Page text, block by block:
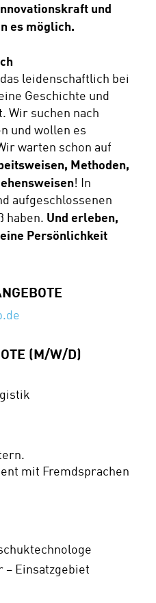
und
es möglich.
leidenschaftlich bei
Geschichte und
Wir suchen nach
und wollen es
warten schon auf
Methoden,
! In
aufgeschlossenen
haben. Und erleben,
Persönlichkeit
(M/W/D)
mit Fremdsprachen
– Einsatzgebiet